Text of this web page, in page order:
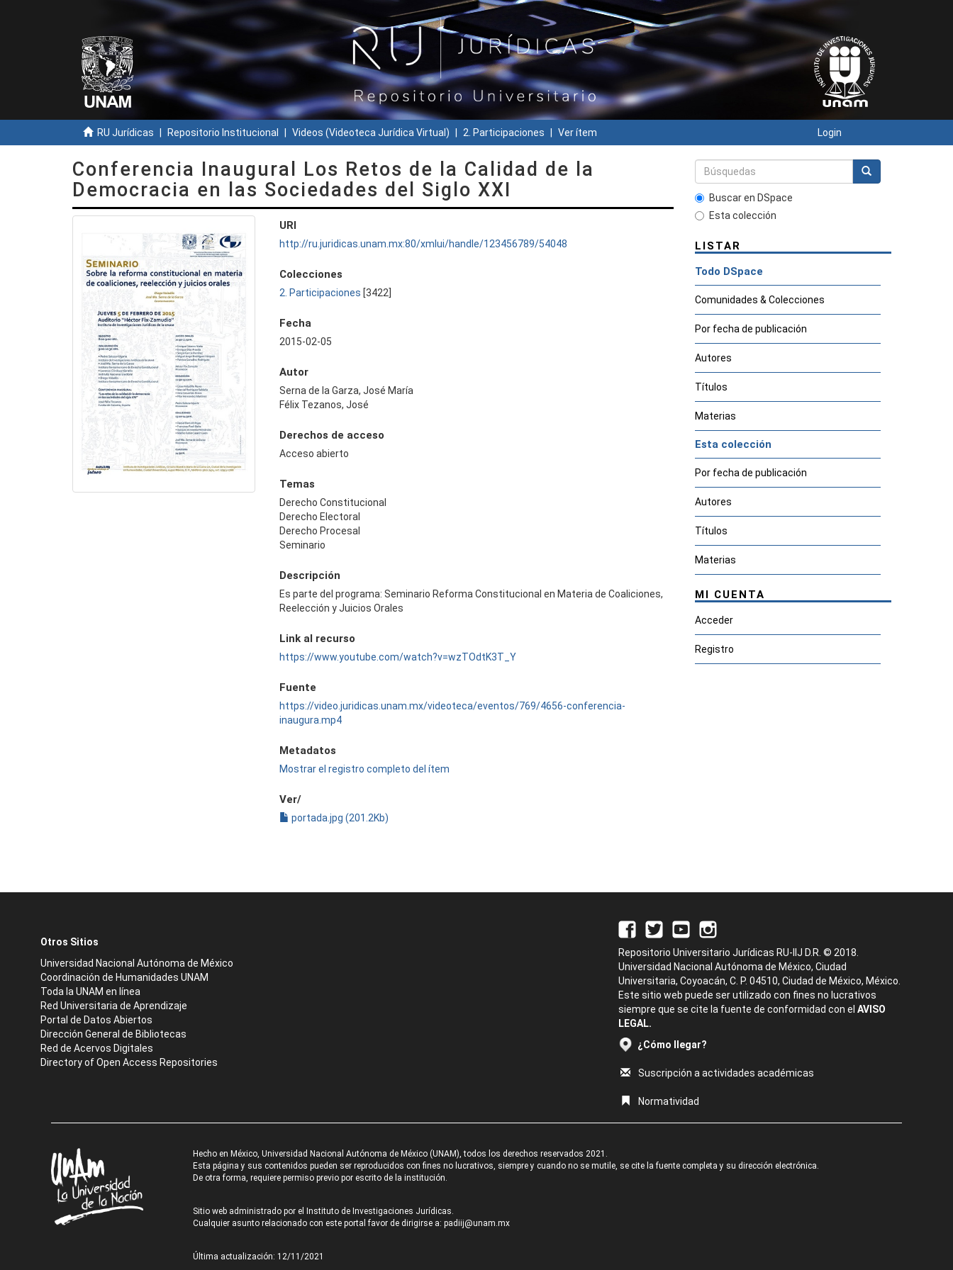
RU Jurídicas Repositorio Institucional Videos (Videoteca Jurídica Virtual) 2. Participaciones Ver ítem Login
Conferencia Inaugural Los Retos de la Calidad de la
Democracia en las Sociedades del Siglo XXI
URI
http://ru.juridicas.unam.mx:80/xmlui/handle/123456789/54048
Colecciones
2. Participaciones [3422]
Fecha
2015-02-05
Autor
Serna de la Garza, José María
Félix Tezanos, José
Derechos de acceso
Acceso abierto
Temas
Derecho Constitucional
Derecho Electoral
Derecho Procesal
Seminario
Descripción
Es parte del programa: Seminario Reforma Constitucional en Materia de Coaliciones,
Reelección y Juicios Orales
Link al recurso
https://www.youtube.com/watch?v=wzTOdtK3T_Y
Fuente
https://video.juridicas.unam.mx/videoteca/eventos/769/4656-conferencia-
inaugura.mp4
Metadatos
Mostrar el registro completo del ítem
Ver/
portada.jpg (201.2Kb)
Buscar en DSpace
Esta colección
LISTAR
Todo DSpace
Comunidades & Colecciones
Por fecha de publicación
Autores
Títulos
Materias
Esta colección
Por fecha de publicación
Autores
Títulos
Materias
MI CUENTA
Acceder
Registro
Otros Sitios
Universidad Nacional Autónoma de México
Coordinación de Humanidades UNAM
Toda la UNAM en línea
Red Universitaria de Aprendizaje
Portal de Datos Abiertos
Dirección General de Bibliotecas
Red de Acervos Digitales
Directory of Open Access Repositories
Repositorio Universitario Jurídicas RU-IIJ D.R. © 2018.
Universidad Nacional Autónoma de México, Ciudad
Universitaria, Coyoacán, C. P. 04510, Ciudad de México, México.
Este sitio web puede ser utilizado con fines no lucrativos
siempre que se cite la fuente de conformidad con el AVISO
LEGAL.
¿Cómo llegar?
Suscripción a actividades académicas
Normatividad
Hecho en México, Universidad Nacional Autónoma de México (UNAM), todos los derechos reservados 2021.
Esta página y sus contenidos pueden ser reproducidos con fines no lucrativos, siempre y cuando no se mutile, se cite la fuente completa y su dirección electrónica.
De otra forma, requiere permiso previo por escrito de la institución.
Sitio web administrado por el Instituto de Investigaciones Jurídicas.
Cualquier asunto relacionado con este portal favor de dirigirse a: padiij@unam.mx
Última actualización: 12/11/2021